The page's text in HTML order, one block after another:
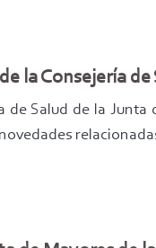
la Consejería
de Salud de la